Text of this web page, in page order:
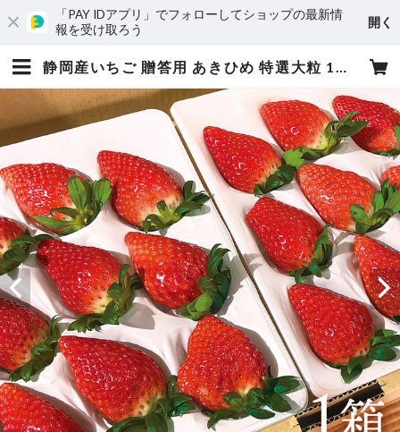
「PAY IDアプリ」でフォローしてショップの最新情
報を受け取ろう
開く
静岡産いちご 贈答用 あきひめ 特選大粒 1箱（2パック入☓9〜15粒）熨斗付き可 | 坂下strawberry ㅣ 静岡市いちご農家ㅣ いちご・イチゴ・苺